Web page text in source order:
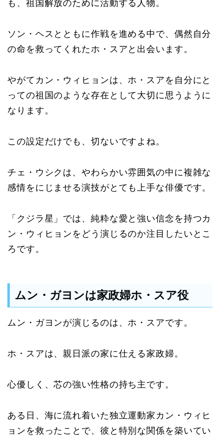
も、祖国解放のために活動する人物。
ソン・ヘスとともに作戦を進める中で、偶然自分
の命を救ってくれたホ・スアと出会います。
やがてカン・ウィヒョンは、ホ・スアを自分にと
っての祖国のような存在として大切に思うように
なります。
この設定だけでも、切ないですよね。
チェ・ウシクは、やわらかい雰囲気の中に複雑な
感情をにじませる演技がとても上手な俳優です。
「クジラ星」では、純粋な愛と強い信念を持つカ
ン・ウィヒョンをどう演じるのか注目したいとこ
ろです。
ムン・ガヨンは家政婦ホ・スア役
ムン・ガヨンが演じるのは、ホ・スアです。
ホ・スアは、親日派の家に仕える家政婦。
心優しく、芯の強い性格の持ち主です。
ある日、海に流れ着いた独立運動家カン・ウィヒ
ョンを救ったことで、彼と特別な関係を築いてい